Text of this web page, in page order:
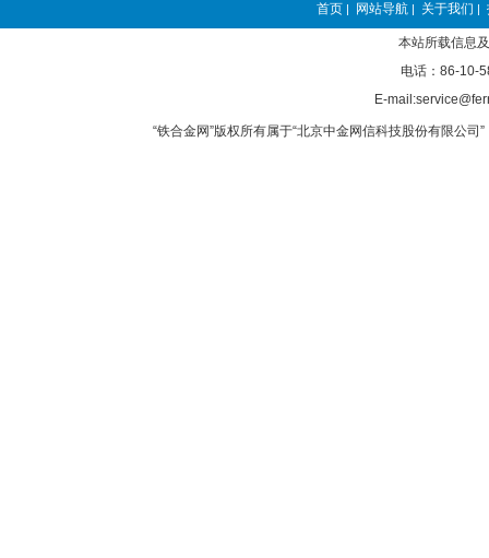
首页 | 网站导航 | 关于我们 |
本站所载信息
电话：86-10-
E-
“铁合金网”版权所有属于“北京中金网信科技股份有限公司